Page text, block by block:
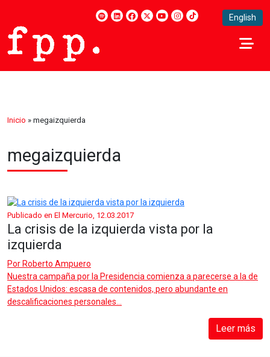
English
Inicio » megaizquierda
megaizquierda
Publicado en El Mercurio, 12.03.2017
La crisis de la izquierda vista por la
izquierda
Por Roberto Ampuero
Nuestra campaña por la Presidencia comienza a parecerse a la de
Estados Unidos: escasa de contenidos, pero abundante en
descalificaciones personales...
Leer más